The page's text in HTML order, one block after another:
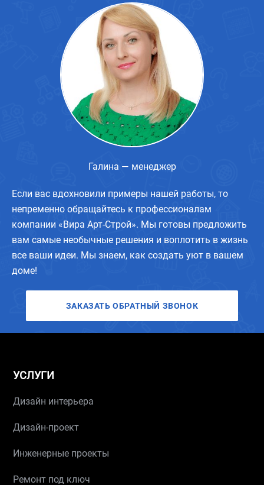
Если вас вдохновили примеры нашей работы, то
непременно обращайтесь к профессионалам
компании «Вира Арт-Строй». Мы готовы предложить
вам самые необычные решения и воплотить в жизнь
все ваши идеи. Мы знаем, как создать уют в вашем
доме!
ЗАКАЗАТЬ ОБРАТНЫЙ ЗВОНОК
Галина — менеджер
УСЛУГИ
Дизайн интерьера
Дизайн-проект
Инженерные проекты
Ремонт под ключ